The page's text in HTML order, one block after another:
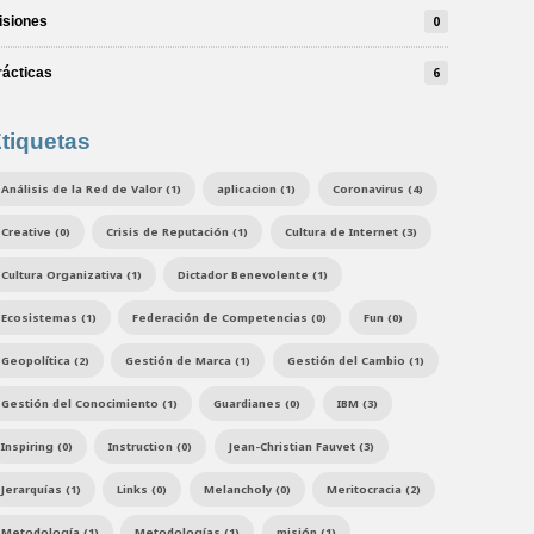
0
6
Análisis de la Red de Valor (1) aplicacion (1) Coronavirus (4)
Creative (0) Crisis de Reputación (1) Cultura de Internet (3)
Cultura Organizativa (1) Dictador Benevolente (1)
Ecosistemas (1) Federación de Competencias (0) Fun (0)
Geopolítica (2) Gestión de Marca (1) Gestión del Cambio (1)
Gestión del Conocimiento (1) Guardianes (0) IBM (3)
Inspiring (0) Instruction (0) Jean-Christian Fauvet (3)
Jerarquías (1) Links (0) Melancholy (0) Meritocracia (2)